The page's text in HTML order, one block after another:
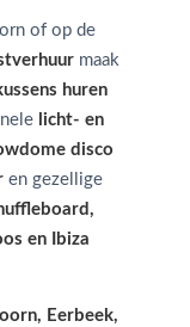
of op de
maak
huren
licht- en
disco
en gezellige
en Ibiza
Eerbeek,